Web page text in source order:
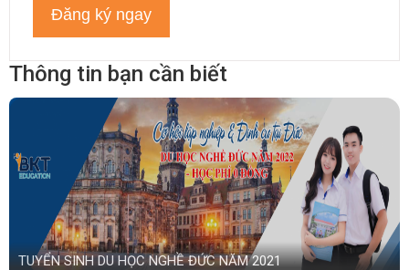
Đăng ký ngay
Thông tin bạn cần biết
TUYỂN SINH DU HỌC NGHỀ ĐỨC NĂM 2021